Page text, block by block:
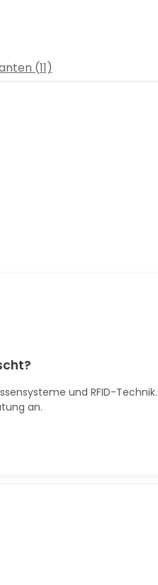
(11)
und RFID-
an.